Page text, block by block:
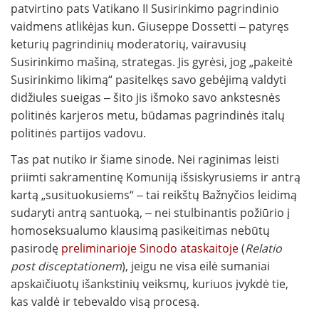
patvirtino pats Vatikano II Susirinkimo pagrindinio
vaidmens atlikėjas kun. Giuseppe Dossetti ‒ patyręs
keturių pagrindinių moderatorių, vairavusių
Susirinkimo mašiną, strategas. Jis gyrėsi, jog „pakeitė
Susirinkimo likimą“ pasitelkęs savo gebėjimą valdyti
didžiules sueigas ‒ šito jis išmoko savo ankstesnės
politinės karjeros metu, būdamas pagrindinės italų
politinės partijos vadovu.
Tas pat nutiko ir šiame sinode. Nei raginimas leisti
priimti sakramentinę Komuniją išsiskyrusiems ir antrą
kartą „susituokusiems“ ‒ tai reikštų Bažnyčios leidimą
sudaryti antrą santuoką, ‒ nei stulbinantis požiūrio į
homoseksualumo klausimą pasikeitimas nebūtų
pasirodę preliminarioje Sinodo ataskaitoje(Relatio
post disceptationem), jeigu ne visa eilė sumaniai
apskaičiuotų išankstinių veiksmų, kuriuos įvykdė tie,
kas valdė ir tebevaldo visą procesą.